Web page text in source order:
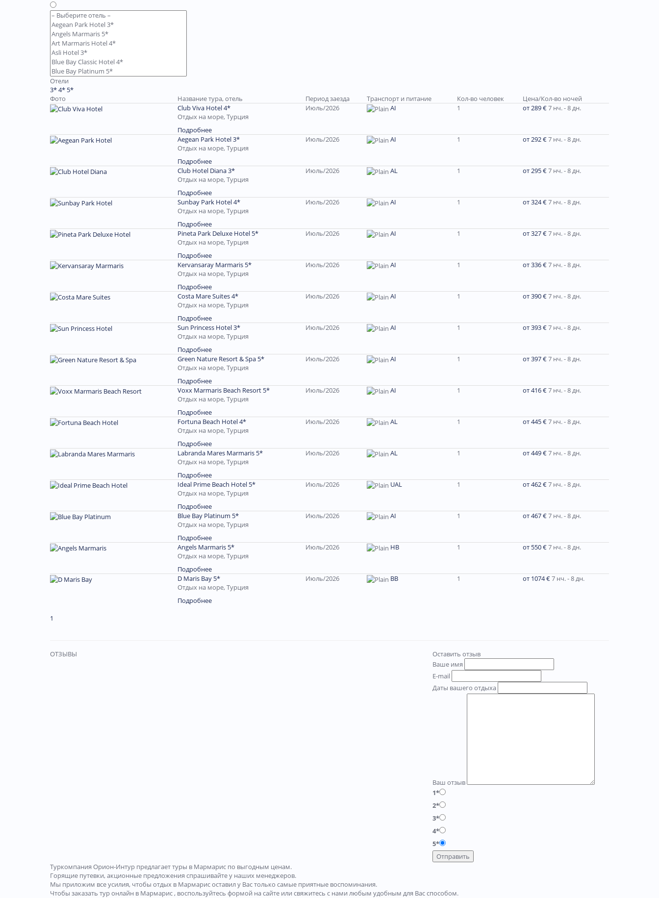
Отели
3*4* 5*
Фото
Название тура, отель Период заезда Транспорт и питание Кол-во человек
Цена/Кол-во ночей
Club Viva Hotel 4*
Отдых на море, Турция
Подробнее
Июль/2026 AI 1 от 289 €7 нч. - 8 дн.
Aegean Park Hotel 3*
Отдых на море, Турция
Подробнее
Июль/2026 AI 1 от 292 €7 нч. - 8 дн.
Club Hotel Diana 3*
Отдых на море, Турция
Подробнее
Июль/2026 AL 1 от 295 €7 нч. - 8 дн.
Sunbay Park Hotel 4*
Отдых на море, Турция
Подробнее
Июль/2026 AI 1 от 324 €7 нч. - 8 дн.
Pineta Park Deluxe Hotel 5*
Отдых на море, Турция
Подробнее
Июль/2026 AI 1 от 327 €7 нч. - 8 дн.
Kervansaray Marmaris 5*
Отдых на море, Турция
Подробнее
Июль/2026 AI 1 от 336 €7 нч. - 8 дн.
Costa Mare Suites 4*
Отдых на море, Турция
Подробнее
Июль/2026 AI 1 от 390 €7 нч. - 8 дн.
Sun Princess Hotel 3*
Отдых на море, Турция
Подробнее
Июль/2026 AI 1 от 393 €7 нч. - 8 дн.
Green Nature Resort & Spa 5*
Отдых на море, Турция
Подробнее
Июль/2026 AI 1 от 397 €7 нч. - 8 дн.
Voxx Marmaris Beach Resort 5*
Отдых на море, Турция
Подробнее
Июль/2026 AI 1 от 416 €7 нч. - 8 дн.
Fortuna Beach Hotel 4*
Отдых на море, Турция
Подробнее
Июль/2026 AL 1 от 445 €7 нч. - 8 дн.
Labranda Mares Marmaris 5*
Отдых на море, Турция
Подробнее
Июль/2026 AL 1 от 449 €7 нч. - 8 дн.
Ideal Prime Beach Hotel 5*
Отдых на море, Турция
Подробнее
Июль/2026 UAL 1 от 462 €7 нч. - 8 дн.
Blue Bay Platinum 5*
Отдых на море, Турция
Подробнее
Июль/2026 AI 1 от 467 €7 нч. - 8 дн.
Angels Marmaris 5*
Отдых на море, Турция
Подробнее
Июль/2026 HB 1 от 550 €7 нч. - 8 дн.
D Maris Bay 5*
Отдых на море, Турция
Подробнее
Июль/2026 ВВ 1 от 1074 €7 нч. - 8 дн.
1
ОТЗЫВЫ
Оставить отзыв
Ваше имя
E-mail
Даты вашего отдыха
Ваш отзыв
1*
2*
3*
4*
5*
Отправить
Туркомпания Орион-Интур предлагает туры в Мармарис по выгодным ценам.
Горящие путевки, акционные предложения спрашивайте у наших менеджеров.
Мы приложим все усилия, чтобы отдых в Мармарис оставил у Вас только самые приятные воспоминания.
Чтобы заказать тур онлайн в Мармарис , воспользуйтесь формой на сайте или свяжитесь с нами любым удобным для Вас способом.